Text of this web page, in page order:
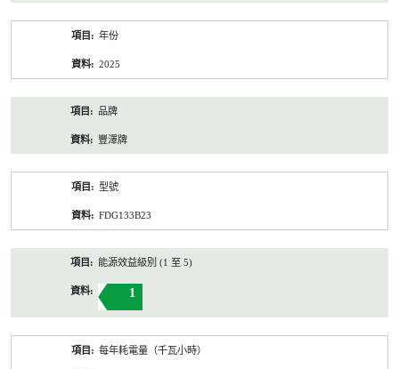
年份
2025
品牌
豐澤牌
型號
FDG133B23
能源效益級別 (1 至 5)
1
每年耗電量（千瓦小時）